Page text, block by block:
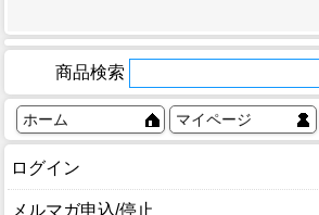
商品検索
ホーム マイページ
ログイン
メルマガ申込/停止